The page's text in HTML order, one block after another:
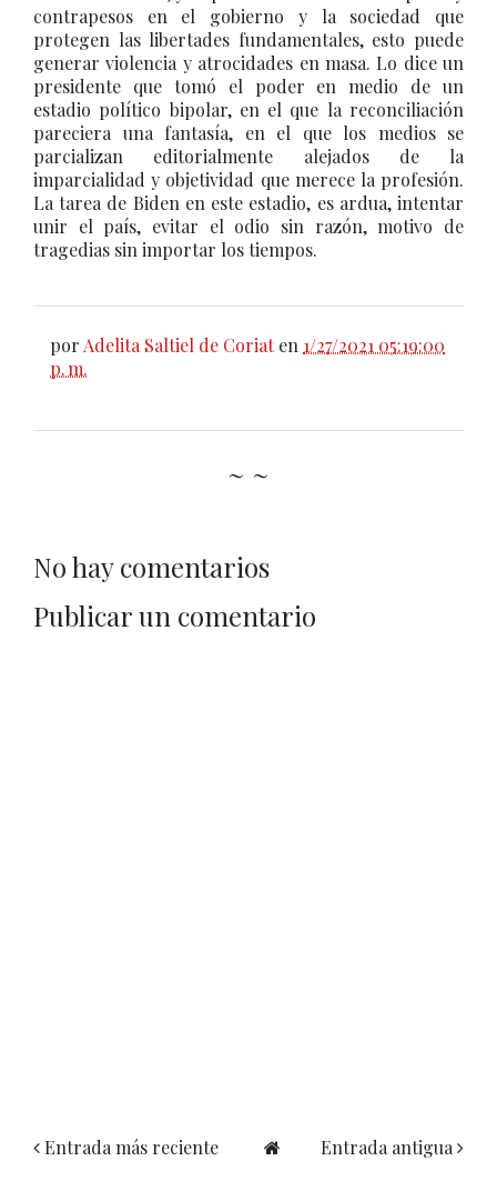
contrapesos en el gobierno y la sociedad que
protegen las libertades fundamentales, esto puede
generar violencia y atrocidades en masa. Lo dice un
presidente que tomó el poder en medio de un
estadio político bipolar, en el que la reconciliación
pareciera una fantasía, en el que los medios se
parcializan editorialmente alejados de la
imparcialidad y objetividad que merece la profesión.
La tarea de Biden en este estadio, es ardua, intentar
unir el país, evitar el odio sin razón, motivo de
tragedias sin importar los tiempos.
por Adelita Saltiel de Coriat en 1/27/2021 05:19:00
p. m.
~ ~
No hay comentarios
Publicar un comentario
Entrada más reciente Entrada antigua